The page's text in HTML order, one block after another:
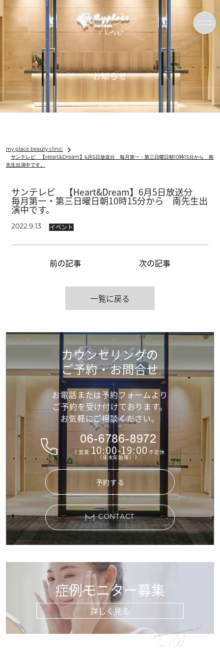
News
お知らせ
my place beauty clinic
サンテレビ 【Heart&Dream】6月5日放送分 毎月第一・第三日曜日朝10時15分から 南
先生出演中です。
サンテレビ 【Heart&Dream】6月5日放送分
毎月第一・第三日曜日朝10時15分から 南先生出
演中です。
2022.9.13 イベント
前の記事 次の記事
一覧に戻る
カウンセリングの
ご予約・お問合せ
お電話または予約フォームより
ご予約を受け付けております。
お気軽にご相談ください。
06-6786-8972
《 営業 10:00-19:00不定休
（年末年始等）》
予約する
CONTACT
症例モニター募集
詳しく見る
Cosmetic surgery model